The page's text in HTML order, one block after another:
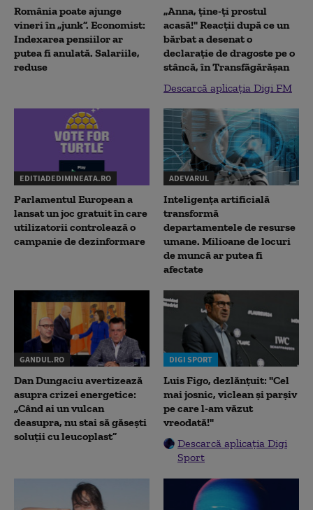
România poate ajunge
vineri în „junk”. Economist:
Indexarea pensiilor ar
putea fi anulată. Salariile,
reduse
„Anna, ţine-ţi prostul
acasă!" Reacţii după ce un
bărbat a desenat o
declaraţie de dragoste pe o
stâncă, în Transfăgărăşan
Descarcă aplicația Digi FM
EDITIADEDIMINEATA.RO
Parlamentul European a
lansat un joc gratuit în care
utilizatorii controlează o
campanie de dezinformare
ADEVARUL
Inteligența artificială
transformă
departamentele de resurse
umane. Milioane de locuri
de muncă ar putea fi
afectate
GANDUL.RO
Dan Dungaciu avertizează
asupra crizei energetice:
„Când ai un vulcan
deasupra, nu stai să găsești
soluții cu leucoplast”
DIGI SPORT
Luis Figo, dezlănțuit: "Cel
mai josnic, viclean și parșiv
pe care l-am văzut
vreodată!"
Descarcă aplicația Digi
Sport